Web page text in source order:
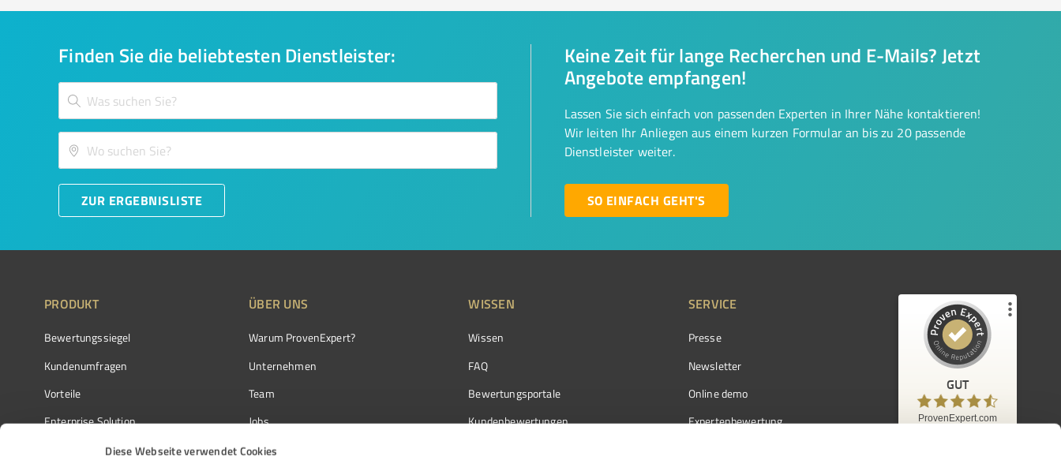
Diese Webseite verwendet Cookies
Finden Sie die beliebtesten Dienstleister:
ZUR ERGEBNISLISTE
Keine Zeit für lange Recherchen und E-Mails? Jetzt
Angebote empfangen!
Lassen Sie sich einfach von passenden Experten in Ihrer Nähe kontaktieren!
Wir leiten Ihr Anliegen aus einem kurzen Formular an bis zu 20 passende
Dienstleister weiter.
SO EINFACH GEHT'S
PRODUKT
Bewertungssiegel
Kundenumfragen
Vorteile
Enterprise Solution
Partnerprogramm
ÜBER UNS
Warum ProvenExpert?
Unternehmen
Team
Jobs
Kundenstimmen
WISSEN
Wissen
FAQ
Bewertungsportale
Kundenbewertungen
SERVICE
Presse
Newsletter
Online demo
Expertenbewertung
GUT
ProvenExpert.com
Kundenbewertungen und Erfahrungen zu
ProvenExpert.com
97
%
Empfehlungen auf
ProvenExpert.com
4,42
/
5,00